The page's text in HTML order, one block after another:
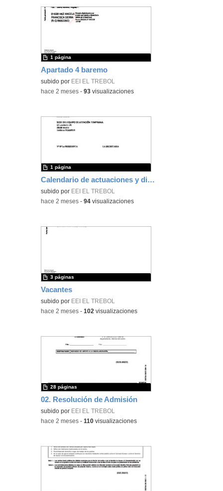
Apartado 4 baremo
subido por EEI EL TREBOL
1 página
-hace 2 meses -93 visualizaciones
Calendario de actuaciones y direcciones SAE-INSP-EAT
subido por EEI EL TREBOL
1 página
-hace 2 meses -94 visualizaciones
Vacantes
subido por EEI EL TREBOL
3 páginas
-hace 2 meses -102 visualizaciones
02. Resolución de Admisión
subido por EEI EL TREBOL
28 páginas
-hace 2 meses -110 visualizaciones